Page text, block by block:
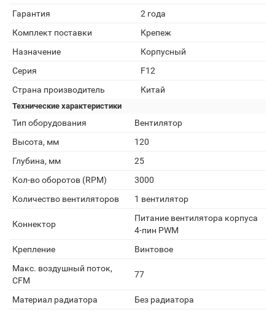
Гарантия
2 года
Комплект поставки
Крепеж
Назначение
Корпусный
Серия
F12
Страна производитель
Китай
Технические характеристики
Тип оборудования
Вентилятор
Высота, мм
120
Глубина, мм
25
Кол-во оборотов (RPM)
3000
Количество вентиляторов
1 вентилятор
Коннектор
Питание вентилятора корпуса
4-пин PWM
Крепление
Винтовое
Макс. воздушный поток,
CFM
77
Материал радиатора
Без радиатора